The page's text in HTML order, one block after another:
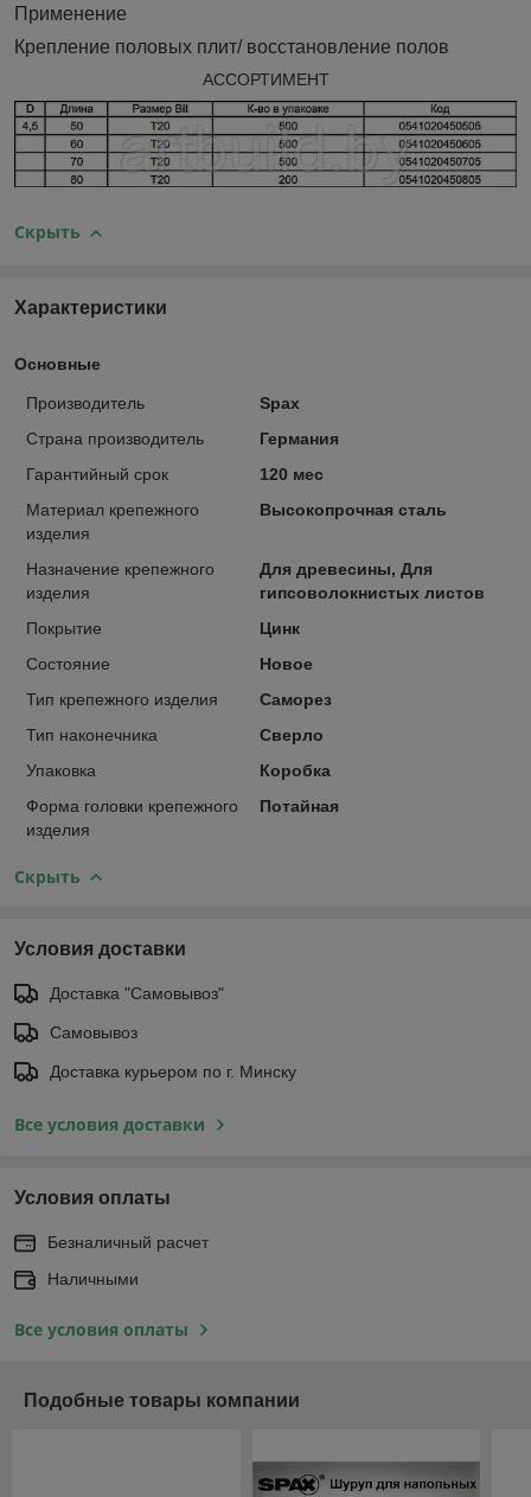
Применение
Крепление половых плит/ восстановление полов
АССОРТИМЕНТ
Скрыть
Характеристики
Основные
Производитель
Spax
Страна производитель
Германия
Гарантийный срок
120 мес
Материал крепежного
изделия
Высокопрочная сталь
Назначение крепежного
изделия
Для древесины, Для
гипсоволокнистых листов
Покрытие
Цинк
Состояние
Новое
Тип крепежного изделия
Саморез
Тип наконечника
Сверло
Упаковка
Коробка
Форма головки крепежного
изделия
Потайная
Скрыть
Условия доставки
Доставка "Самовывоз"
Самовывоз
Доставка курьером по г. Минску
Все условия доставки
Условия оплаты
Безналичный расчет
Наличными
Все условия оплаты
Подобные товары компании